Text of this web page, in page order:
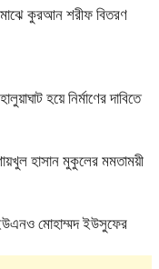
কুরআন শরীফ বিতরণ
হয়ে নির্মাণের দাবিতে
হাসান মুকুলের মমতাময়ী
মোহাম্মদ ইউসুফের